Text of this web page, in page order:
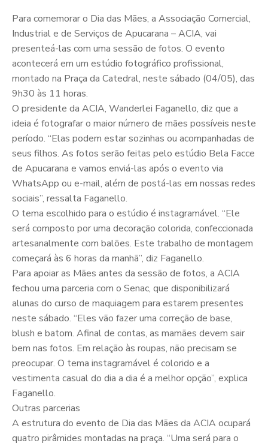
Para comemorar o Dia das Mães, a Associação Comercial,
Industrial e de Serviços de Apucarana – ACIA, vai
presenteá-las com uma sessão de fotos. O evento
acontecerá em um estúdio fotográfico profissional,
montado na Praça da Catedral, neste sábado (04/05), das
9h30 às 11 horas.
O presidente da ACIA, Wanderlei Faganello, diz que a
ideia é fotografar o maior número de mães possíveis neste
período. “Elas podem estar sozinhas ou acompanhadas de
seus filhos. As fotos serão feitas pelo estúdio Bela Facce
de Apucarana e vamos enviá-las após o evento via
WhatsApp ou e-mail, além de postá-las em nossas redes
sociais”, ressalta Faganello.
O tema escolhido para o estúdio é instagramável. “Ele
será composto por uma decoração colorida, confeccionada
artesanalmente com balões. Este trabalho de montagem
começará às 6 horas da manhã”, diz Faganello.
Para apoiar as Mães antes da sessão de fotos, a ACIA
fechou uma parceria com o Senac, que disponibilizará
alunas do curso de maquiagem para estarem presentes
neste sábado. “Eles vão fazer uma correção de base,
blush e batom. Afinal de contas, as mamães devem sair
bem nas fotos. Em relação às roupas, não precisam se
preocupar. O tema instagramável é colorido e a
vestimenta casual do dia a dia é a melhor opção”, explica
Faganello.
Outras parcerias
A estrutura do evento de Dia das Mães da ACIA ocupará
quatro pirâmides montadas na praça. “Uma será para o